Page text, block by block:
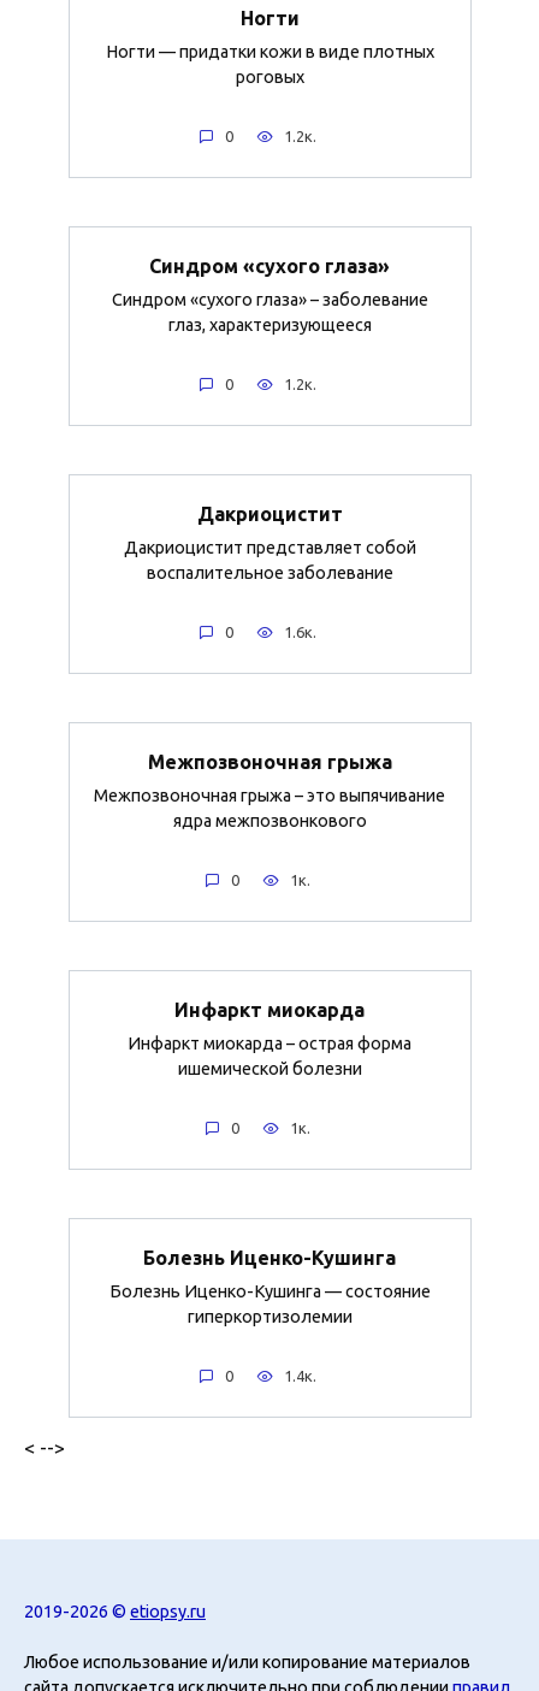
Ногти
Ногти — придатки кожи в виде плотных
роговых
0 1.2к.
Синдром «сухого глаза»
Синдром «сухого глаза» – заболевание
глаз, характеризующееся
0 1.2к.
Дакриоцистит
Дакриоцистит представляет собой
воспалительное заболевание
0 1.6к.
Межпозвоночная грыжа
Межпозвоночная грыжа – это выпячивание
ядра межпозвонкового
0 1к.
Инфаркт миокарда
Инфаркт миокарда – острая форма
ишемической болезни
0 1к.
Болезнь Иценко-Кушинга
Болезнь Иценко-Кушинга — состояние
гиперкортизолемии
0 1.4к.
< -->
2019-2026 © etiopsy.ru
Любое использование и/или копирование материалов